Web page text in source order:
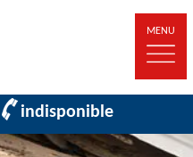
MENU
indisponible